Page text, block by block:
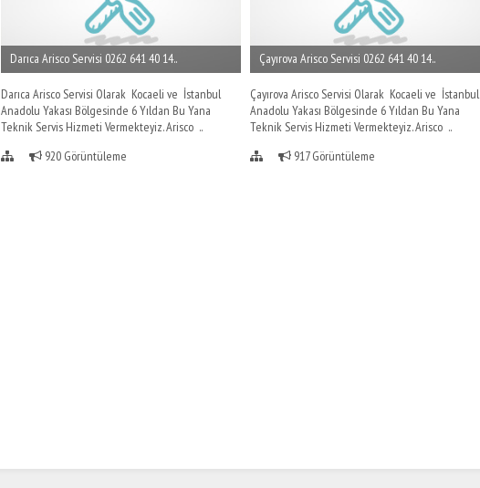
Darıca Arisco Servisi 0262 641 40 14..
Darıca Arisco Servisi Olarak Kocaeli ve İstanbul
Anadolu Yakası Bölgesinde 6 Yıldan Bu Yana
Teknik Servis Hizmeti Vermekteyiz. Arisco ..
920 Görüntüleme
Çayırova Arisco Servisi 0262 641 40 14..
Çayırova Arisco Servisi Olarak Kocaeli ve İstanbul
Anadolu Yakası Bölgesinde 6 Yıldan Bu Yana
Teknik Servis Hizmeti Vermekteyiz. Arisco ..
917 Görüntüleme